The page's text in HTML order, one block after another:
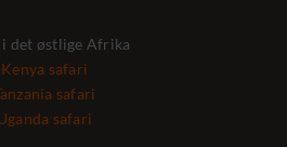
i det østlige Afrika
Kenya safari
safari
safari